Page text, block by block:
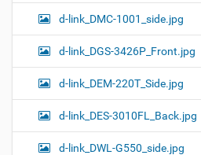
d-link_DMC-1001_side.jpg
d-link_DGS-3426P_Front.jpg
d-link_DEM-220T_Side.jpg
d-link_DES-3010FL_Back.jpg
d-link_DWL-G550_side.jpg